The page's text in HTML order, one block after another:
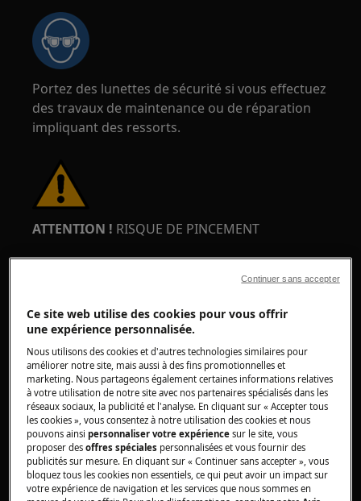
Portez des lunettes de sécurité si vous effectuez
des travaux de maintenance ou de réparation
impliquant des ressorts.
ATTENTION ! RISQUE DE PINCEMENT
Portez des gants de sécurité si vous effectuez
des travaux de maintenance ou de réparation
impliquant des courroies.
ATTENTION !RISQUE D'ÉTOUFFEMENT
Ce site web utilise des cookies pour vous offrir
une expérience personnalisée.
Nous utilisons des cookies et d'autres technologies similaires pour
améliorer notre site, mais aussi à des fins promotionnelles et
marketing. Nous partageons également certaines informations relatives
à votre utilisation de notre site avec nos partenaires spécialisés dans les
réseaux sociaux, la publicité et l'analyse. En cliquant sur « Accepter tous
les cookies », vous consentez à notre utilisation des cookies et nous
pouvons ainsipersonnaliser votre expériencesur le site, vous
proposer desoffres spéciales personnalisées et vous fournir des
publicités sur mesure. En cliquant sur « Continuer sans accepter », vous
bloquez tous les cookies non essentiels, ce qui peut avoir un impact sur
votre expérience de navigation et les services que nous sommes en
Continuer sans accepter